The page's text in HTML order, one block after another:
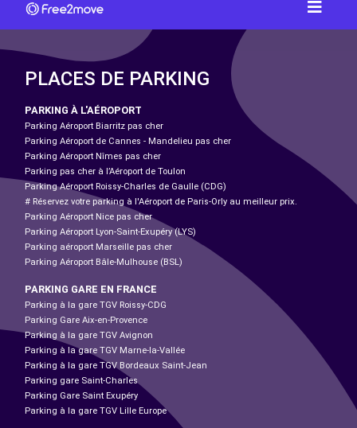
PLACES DE PARKING
PARKING À L'AÉROPORT
Parking Aéroport Biarritz pas cher
Parking Aéroport de Cannes - Mandelieu pas cher
Parking Aéroport Nîmes pas cher
Parking pas cher à l’Aéroport de Toulon
Parking Aéroport Roissy-Charles de Gaulle (CDG)
# Réservez votre parking à l'Aéroport de Paris-Orly au meilleur prix.
Parking Aéroport Nice pas cher
Parking Aéroport Lyon-Saint-Exupéry (LYS)
Parking aéroport Marseille pas cher
Parking Aéroport Bâle-Mulhouse (BSL)
PARKING GARE EN FRANCE
Parking à la gare TGV Roissy-CDG
Parking Gare Aix-en-Provence
Parking à la gare TGV Avignon
Parking à la gare TGV Marne-la-Vallée
Parking à la gare TGV Bordeaux Saint-Jean
Parking gare Saint-Charles
Parking Gare Saint Exupéry
Parking à la gare TGV Lille Europe